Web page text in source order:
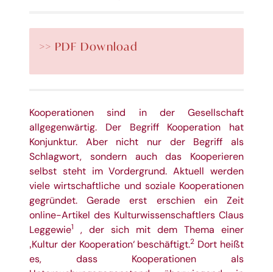
>> PDF Download
Kooperationen sind in der Gesellschaft
allgegenwärtig. Der Begriff Kooperation hat
Konjunktur. Aber nicht nur der Begriff als
Schlagwort, sondern auch das Kooperieren
selbst steht im Vordergrund. Aktuell werden
viele wirtschaftliche und soziale Kooperationen
gegründet. Gerade erst erschien ein Zeit
online-Artikel des Kulturwissenschaftlers Claus
Leggewie1
, der sich mit dem Thema einer
‚Kultur der Kooperation‘ beschäftigt.2 Dort heißt
es, dass Kooperationen als